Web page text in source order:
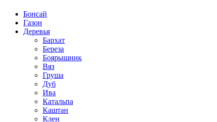
Бонсай
Газон
Деревья
Бархат
Береза
Боярышник
Вяз
Груша
Дуб
Ива
Катальпа
Каштан
Клен